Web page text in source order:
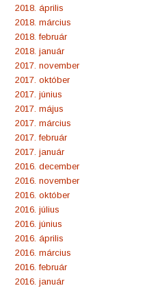
2018. április
2018. március
2018. február
2018. január
2017. november
2017. október
2017. június
2017. május
2017. március
2017. február
2017. január
2016. december
2016. november
2016. október
2016. július
2016. június
2016. április
2016. március
2016. február
2016. január